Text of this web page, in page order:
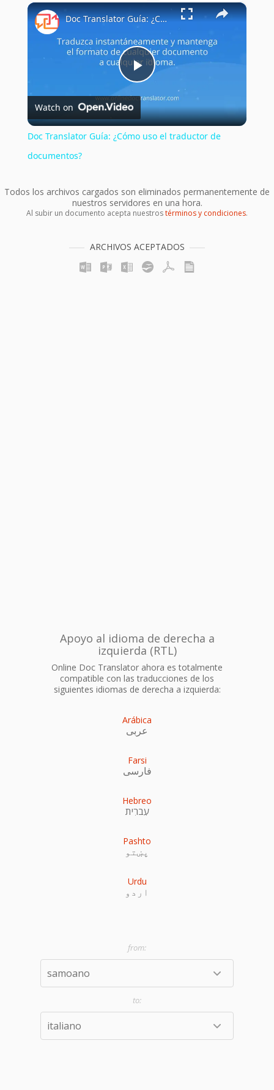
Play Unmute Fullscreen ×
Play
Video
Doc Translator Guía: ¿Cómo uso el traductor de documentos?
Watch on
Doc Translator Guía: ¿Cómo uso el traductor de
documentos?
Todos los archivos cargados son eliminados permanentemente de
nuestros servidores en una hora.
Al subir un documento acepta nuestrostérminos y condiciones.
ARCHIVOS ACEPTADOS
Apoyo al idioma de derecha a
izquierda (RTL)
Online Doc Translator ahora es totalmente
compatible con las traducciones de los
siguientes idiomas de derecha a izquierda:
Arábica
عربى
Farsi
فارسی
Hebreo
עִברִית
Pashto
پښتو
Urdu
اردو